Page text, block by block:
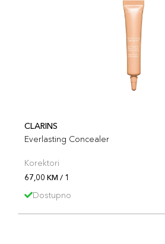
CLARINS
Everlasting Concealer
Korektori
67,00 KM / 1
Dostupno